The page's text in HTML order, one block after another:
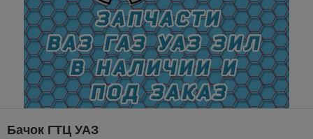
Бачок ГТЦ УАЗ